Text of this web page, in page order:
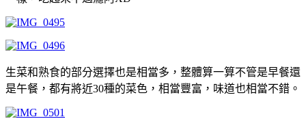
生菜和熟食的部分選擇也是相當多，整體算一算不管是早餐還
是午餐，都有將近30種的菜色，相當豐富，味道也相當不錯。